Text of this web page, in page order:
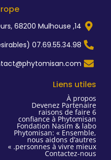
& Europe
07.69.55.34.98 (appels
6
confiance à
Fondation
Phytomisan:
nous
personnes à
de ventes
légales
offerte &
de fidélité